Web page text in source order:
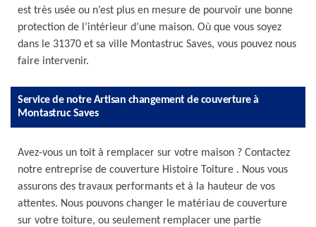
est très usée ou n’est plus en mesure de pourvoir une bonne
protection de l’intérieur d’une maison. Où que vous soyez
dans le 31370 et sa ville Montastruc Saves, vous pouvez nous
faire intervenir.
Service de notre Artisan changement de couverture à
Montastruc Saves
Avez-vous un toit à remplacer sur votre maison ? Contactez
notre entreprise de couverture Histoire Toiture . Nous vous
assurons des travaux performants et à la hauteur de vos
attentes. Nous pouvons changer le matériau de couverture
sur votre toiture, ou seulement remplacer une partie